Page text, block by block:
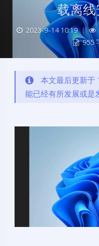
载离
2023-9-14 10:19 |
955
本文最后更新于
能已经有所发展或是